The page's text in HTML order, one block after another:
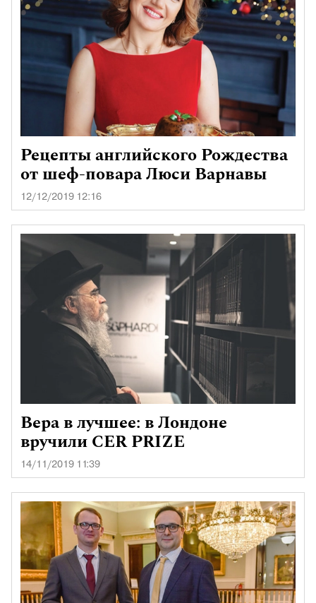
Рецепты английского Рождества
от шеф-повара Люси Варнавы
12/12/2019 12:16
Вера в лучшее: в Лондоне
вручили CER PRIZE
14/11/2019 11:39